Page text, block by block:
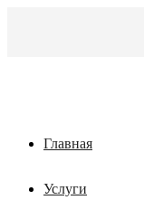
Главная
Услуги